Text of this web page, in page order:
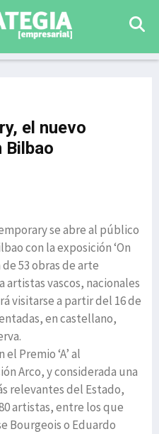
el nuevo
Bilbao
se abre al público
con la exposición ‘On
53 obras de arte
vascos, nacionales
visitarse a partir del 16 de
en castellano,
Premio ‘A’ al
Arco, y considerada una
relevantes del Estado,
artistas, entre los que
Bourgeois o Eduardo